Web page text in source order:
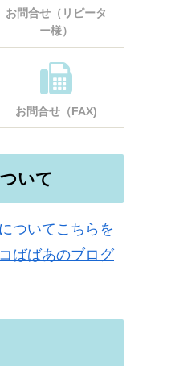
お問合せ（リピータ
ー様）
お問合せ（FAX)
いて
ついてこちらを
ばばあのブログ